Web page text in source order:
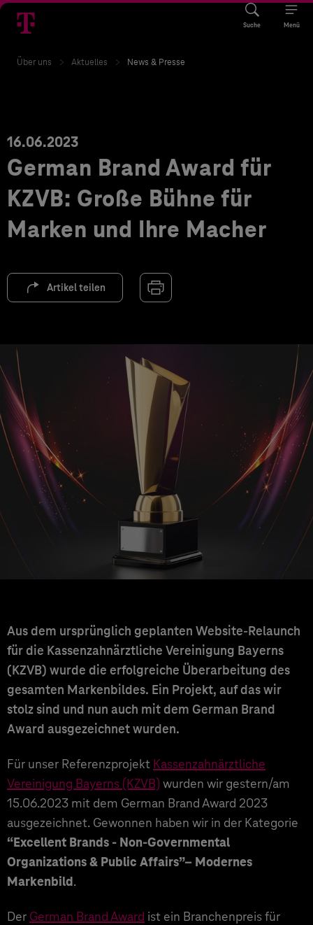
Suche Menü
Über uns Aktuelles News & Presse
16.06.2023
German Brand Award für
KZVB: Große Bühne für
Marken und Ihre Macher
Artikel teilen
Aus dem ursprünglich geplanten Website-Relaunch
für die Kassenzahnärztliche Vereinigung Bayerns
(KZVB) wurde die erfolgreiche Überarbeitung des
gesamten Markenbildes. Ein Projekt, auf das wir
stolz sind und nun auch mit dem German Brand
Award ausgezeichnet wurden.
Für unser Referenzprojekt Kassenzahnärztliche
Vereinigung Bayerns (KZVB) wurden wir gestern/am
15.06.2023 mit dem German Brand Award 2023
ausgezeichnet. Gewonnen haben wir in der Kategorie
“Excellent Brands - Non-Governmental
Organizations & Public Affairs”– Modernes
Markenbild.
Der German Brand Award ist ein Branchenpreis für